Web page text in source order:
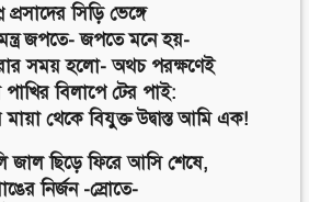
প্রসাদের সিড়ি ভেঙ্গে
জপতে- জপতে মনে হয়-
সময় হলো- অথচ পরক্ষণেই
বিলাপে টের পাই:
মায়া থেকে বিযুক্ত উদ্বাস্ত আমি এক!
জাল ছিড়ে ফিরে আসি শেষে,
নির্জন -স্রোতে-